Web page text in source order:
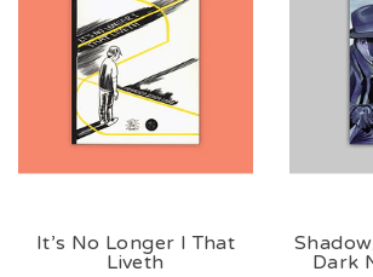
It’s No Longer I That
Liveth
Dark